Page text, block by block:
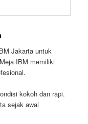
Jakarta untuk
IBM memiliki
kokoh dan rapi.
sejak awal